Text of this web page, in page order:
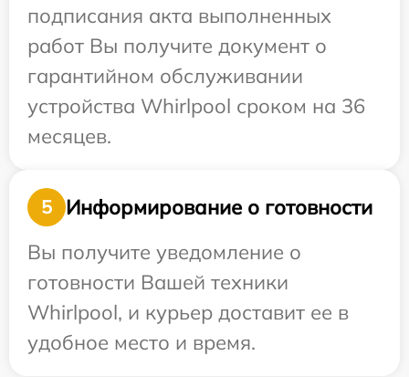
подписания акта выполненных
работ Вы получите документ о
гарантийном обслуживании
устройства Whirlpool сроком на 36
месяцев.
5
Информирование о готовности
Вы получите уведомление о
готовности Вашей техники
Whirlpool, и курьер доставит ее в
удобное место и время.